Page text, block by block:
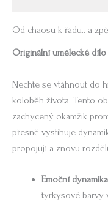
Od chaosu k řádu.. a
Originální umělecké
Nechte se vtáhnout do
koloběh života. Tento
zachycený okamžik
přesně vystihuje
propojují a znovu
Emoční
tyrkysové barvy